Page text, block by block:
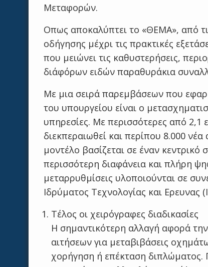
Μεταφορών.
Οπως αποκαλύπτει το «ΘΕΜΑ», από
οδήγησης μέχρι τις πρακτικές
που μειώνει τις καθυστερήσεις,
διάφόρων ειδών παραθυράκια
Με μια σειρά παρεμβάσεων που
του υπουργείου είναι ο
υπηρεσίες. Με περισσότερες από 2,1
διεκπεραιωθεί και περίπου 8.000
μοντέλο βασίζεται σε έναν
περισσότερη διαφάνεια και πλήρη
μεταρρυθμίσεις υλοποιούνται σε
Ιδρύματος Τεχνολογίας και Ερευνας
Τέλος οι χειρόγραφες διαδικασίες
Η σημαντικότερη αλλαγή αφορά
αιτήσεων για μεταβιβάσεις
χορήγηση ή επέκταση διπλώματος.